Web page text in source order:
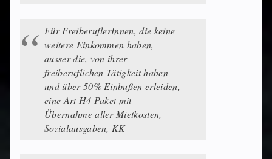
Für FreiberuflerInnen, die keine
weitere Einkommen haben,
ausser die, von ihrer
freiberuflichen Tätigkeit haben
und über 50% Einbußen erleiden,
eine Art H4 Paket mit
Übernahme aller Mietkosten,
Sozialausgaben, KK